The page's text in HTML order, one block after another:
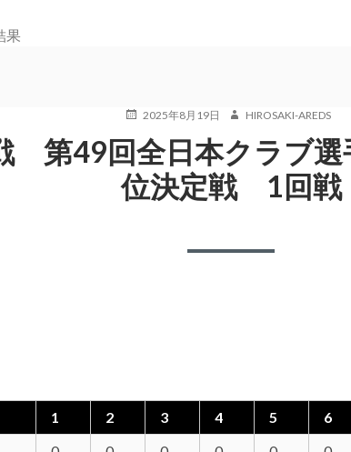
果
POSTED
2025年8月19日 AUTHOR
HIROSAKI-AREDS
第49回全日本クラブ選
位決定戦 1回戦
1 2 3 4 5 6